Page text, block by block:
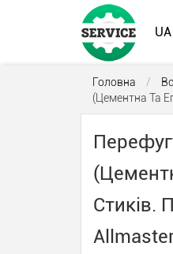
UA
Головна /
(Цементна Та
Стиків.